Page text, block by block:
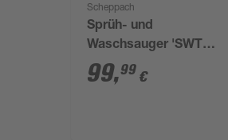
Scheppach
Sprüh- und
Waschsauger 'SWT20'
5-in-1 Funktion 1600
W
99,99 €